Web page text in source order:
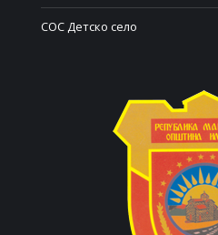
СОС Детско село